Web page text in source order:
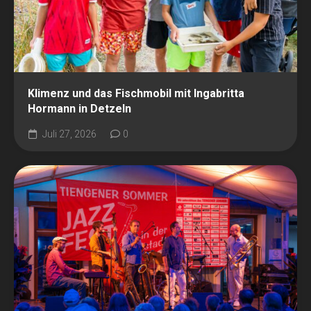
Klimenz und das Fischmobil mit Ingabritta
Hormann in Detzeln
Juli 27, 2026 0